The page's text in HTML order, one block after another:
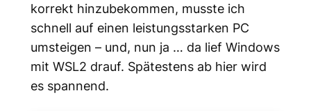
korrekt hinzubekommen, musste ich
schnell auf einen leistungsstarken PC
umsteigen – und, nun ja … da lief Windows
mit WSL2 drauf. Spätestens ab hier wird
es spannend.